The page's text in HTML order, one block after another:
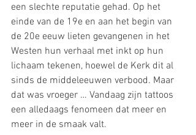
een slechte reputatie gehad. Op het
einde van de 19e en aan het begin van
de 20e eeuw lieten gevangenen in het
Westen hun verhaal met inkt op hun
lichaam tekenen, hoewel de Kerk dit al
sinds de middeleeuwen verbood. Maar
dat was vroeger … Vandaag zijn tattoos
een alledaags fenomeen dat meer en
meer in de smaak valt.